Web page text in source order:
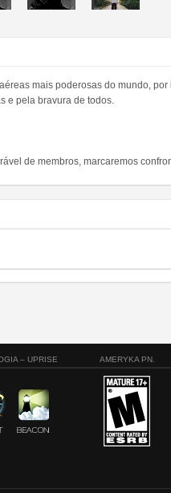
mais poderosas do mundo, por
e pela bravura de todos.
de membros, marcaremos
– UPRISE AMERYKA PN.